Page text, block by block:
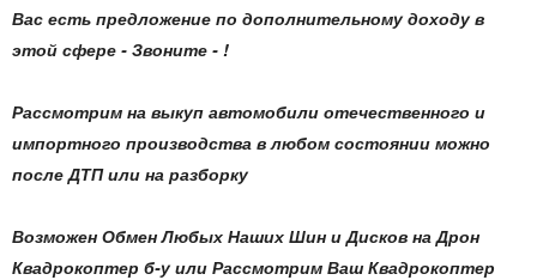
Вас есть предложение по дополнительному доходу в
этой сфере - Звоните - !
Рассмотрим на выкуп автомобили отечественного и
импортного производства в любом состоянии можно
после ДТП или на разборку
Возможен Обмен Любых Наших Шин и Дисков на Дрон
Квадрокоптер б-у или Рассмотрим Ваш Квадрокоптер